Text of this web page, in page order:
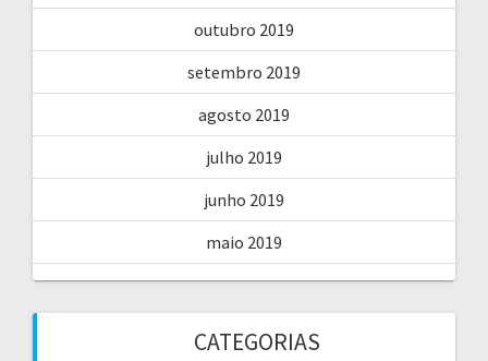
outubro 2019
setembro 2019
agosto 2019
julho 2019
junho 2019
maio 2019
CATEGORIAS